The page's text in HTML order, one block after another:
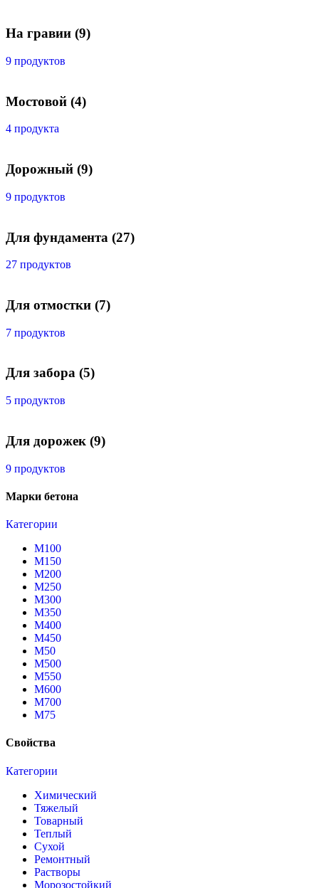
На гравии (9)
9 продуктов
Мостовой (4)
4 продукта
Дорожный (9)
9 продуктов
Для фундамента (27)
27 продуктов
Для отмостки (7)
7 продуктов
Для забора (5)
5 продуктов
Для дорожек (9)
9 продуктов
Марки бетона
Категории
М100
М150
М200
М250
М300
М350
М400
М450
М50
М500
М550
М600
М700
М75
Свойства
Категории
Химический
Тяжелый
Товарный
Теплый
Сухой
Ремонтный
Растворы
Морозостойкий